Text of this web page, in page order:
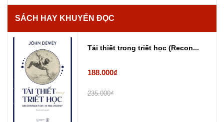
SÁCH HAY KHUYẾN ĐỌC
Tái thiết trong triết học (Recon...
188.000₫
235.000₫